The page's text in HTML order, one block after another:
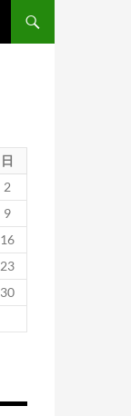
日
2
9
16
23
30